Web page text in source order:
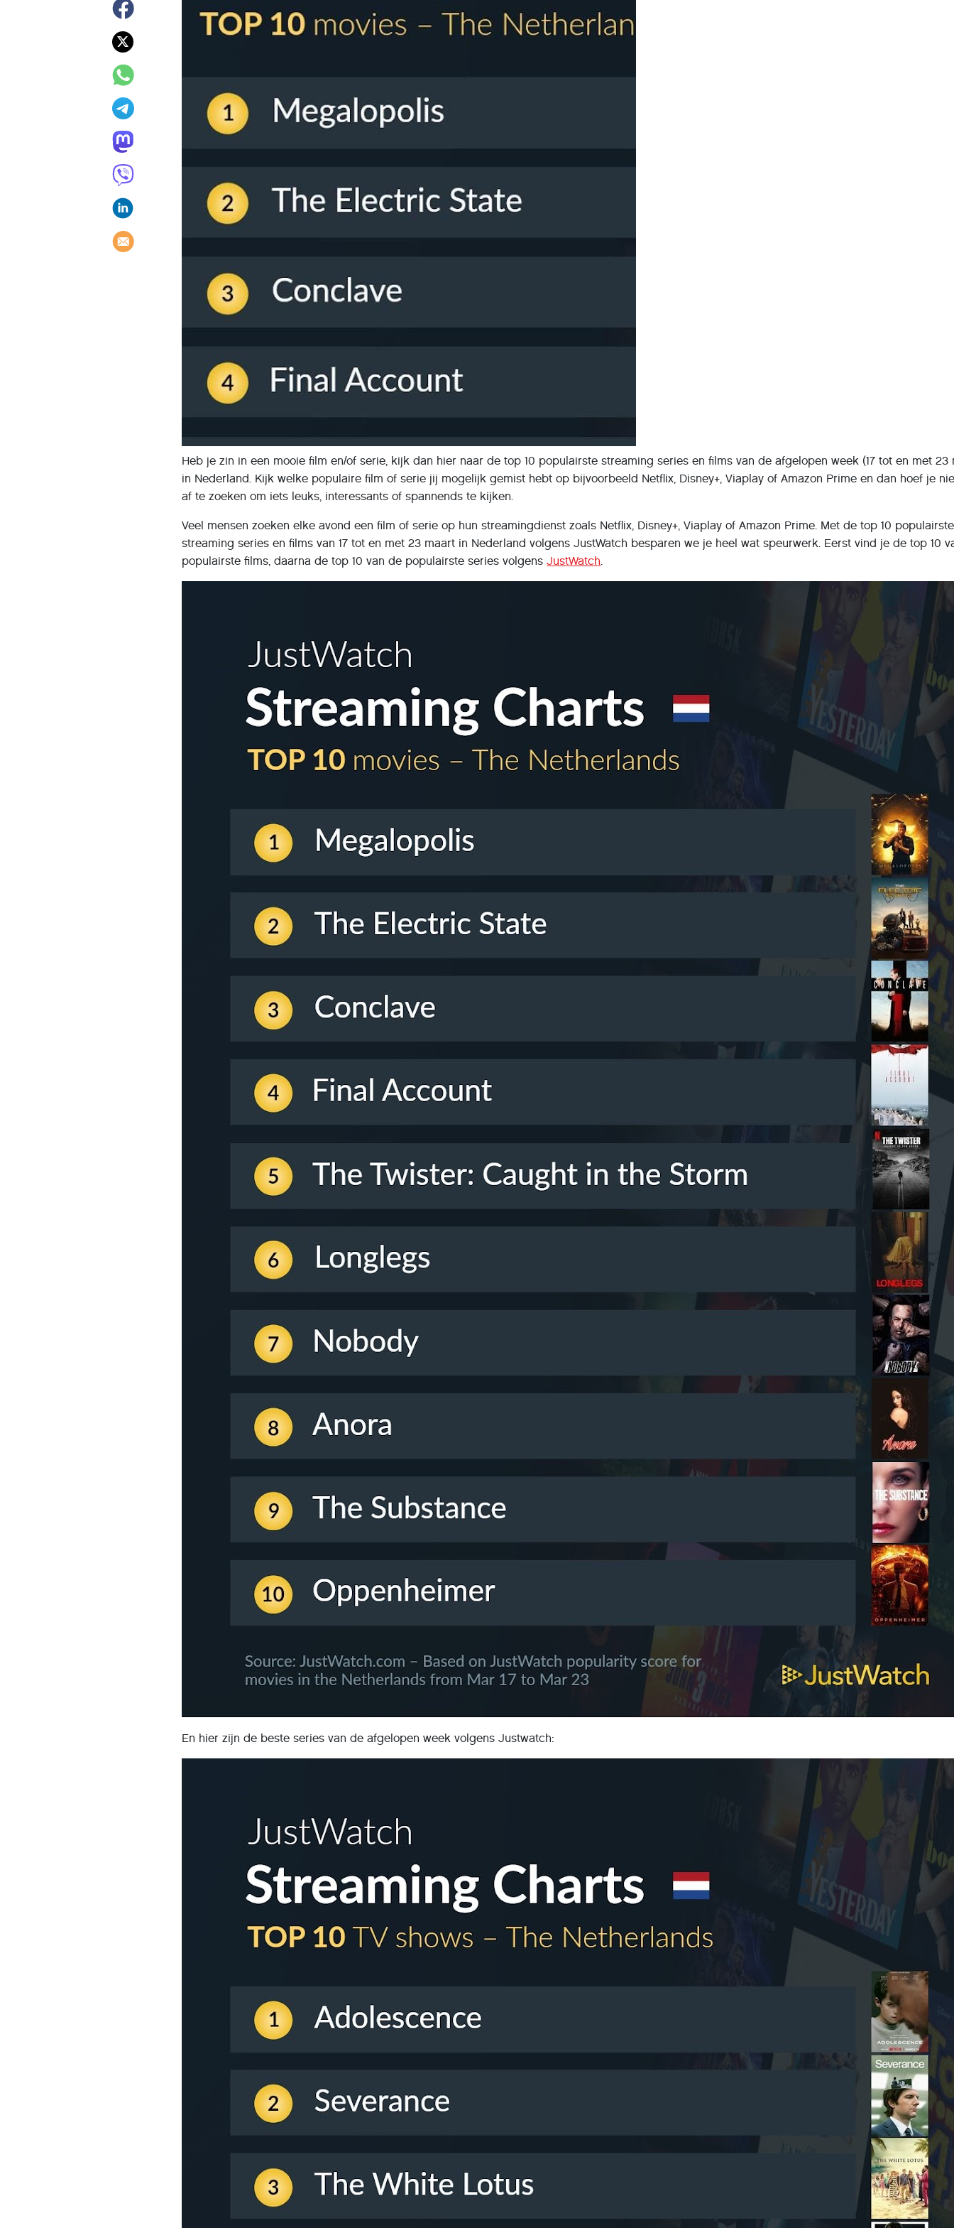
Heb je zin in een mooie film en/of serie, kijk dan hier naar de top 10 populairste streaming series en films van de afgelopen week (17 tot en met 23
in Nederland. Kijk welke populaire film of serie jij mogelijk gemist hebt op bijvoorbeeld Netflix, Disney+, Viaplay of Amazon Prime en dan hoef je
af te zoeken om iets leuks, interessants of spannends te kijken.
Veel mensen zoeken elke avond een film of serie op hun streamingdienst zoals Netflix, Disney+, Viaplay of Amazon Prime. Met de top 10 populairste
streaming series en films van 17 tot en met 23 maart in Nederland volgens JustWatch besparen we je heel wat speurwerk. Eerst vind je de top 10
populairste films, daarna de top 10 van de populairste series volgensJustWatch.
En hier zijn de beste series van de afgelopen week volgens Justwatch: